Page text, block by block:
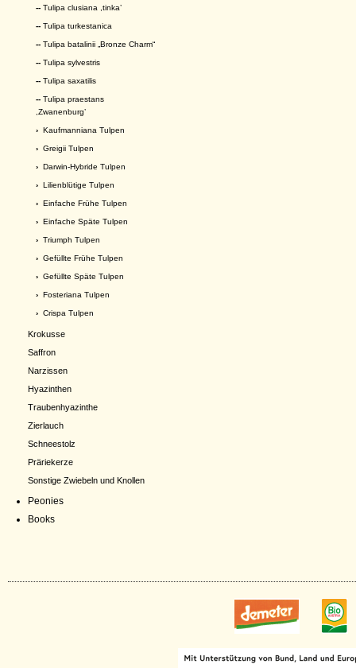
-- Tulipa clusiana ,tinka’
-- Tulipa turkestanica
-- Tulipa batalinii „Bronze Charm“
-- Tulipa sylvestris
-- Tulipa saxatilis
-- Tulipa praestans
,Zwanenburg’
› Kaufmanniana Tulpen
› Greigii Tulpen
› Darwin-Hybride Tulpen
› Lilienblütige Tulpen
› Einfache Frühe Tulpen
› Einfache Späte Tulpen
› Triumph Tulpen
› Gefüllte Frühe Tulpen
› Gefüllte Späte Tulpen
› Fosteriana Tulpen
› Crispa Tulpen
Krokusse
Saffron
Narzissen
Hyazinthen
Traubenhyazinthe
Zierlauch
Schneestolz
Präriekerze
Sonstige Zwiebeln und Knollen
Peonies
Books